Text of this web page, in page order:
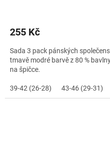
255 Kč
Sada 3 pack pánských
tmavě modré barvě z 80 %
na špičce.
39-42 (26-28) 43-46 (29-31)